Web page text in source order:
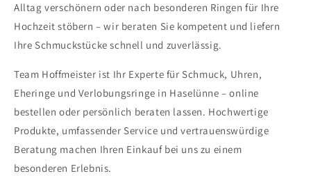
Alltag verschönern oder nach besonderen Ringen für Ihre
Hochzeit stöbern – wir beraten Sie kompetent und liefern
Ihre Schmuckstücke schnell und zuverlässig.
Team Hoffmeister ist Ihr Experte für Schmuck, Uhren,
Eheringe und Verlobungsringe in Haselünne – online
bestellen oder persönlich beraten lassen. Hochwertige
Produkte, umfassender Service und vertrauenswürdige
Beratung machen Ihren Einkauf bei uns zu einem
besonderen Erlebnis.